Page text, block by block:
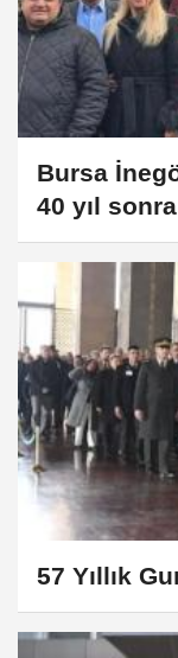
Bursa
40 yıl
57 Yıllık